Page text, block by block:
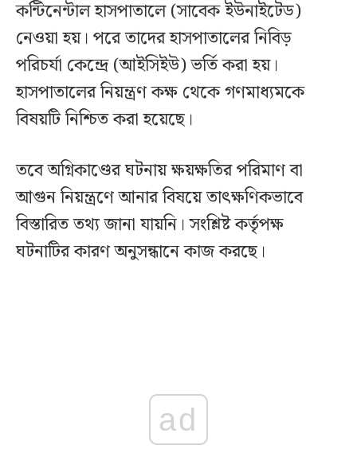
কন্টিনেন্টাল হাসপাতালে (সাবেক ইউনাইটেড)
নেওয়া হয়। পরে তাদের হাসপাতালের নিবিড়
পরিচর্যা কেন্দ্রে (আইসিইউ) ভর্তি করা হয়।
হাসপাতালের নিয়ন্ত্রণ কক্ষ থেকে গণমাধ্যমকে
বিষয়টি নিশ্চিত করা হয়েছে।
তবে অগ্নিকাণ্ডের ঘটনায় ক্ষয়ক্ষতির পরিমাণ বা
আগুন নিয়ন্ত্রণে আনার বিষয়ে তাৎক্ষণিকভাবে
বিস্তারিত তথ্য জানা যায়নি। সংশ্লিষ্ট কর্তৃপক্ষ
ঘটনাটির কারণ অনুসন্ধানে কাজ করছে।
ad